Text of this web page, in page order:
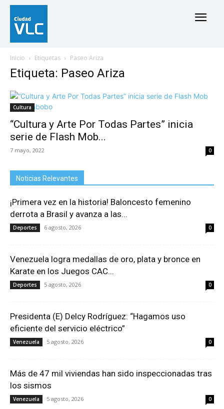
Inicio Etiquetas Paseo Ariza
Etiqueta: Paseo Ariza
Cultura
“Cultura y Arte Por Todas Partes” inicia
serie de Flash Mob...
7 mayo, 2022 0
Noticias Relevantes
¡Primera vez en la historia! Baloncesto femenino
derrota a Brasil y avanza a las...
Deportes 6 agosto, 2026 0
Venezuela logra medallas de oro, plata y bronce en
Karate en los Juegos CAC...
Deportes 5 agosto, 2026 0
Presidenta (E) Delcy Rodríguez: “Hagamos uso
eficiente del servicio eléctrico”
Venezuela 5 agosto, 2026 0
Más de 47 mil viviendas han sido inspeccionadas tras
los sismos
Venezuela 5 agosto, 2026 0